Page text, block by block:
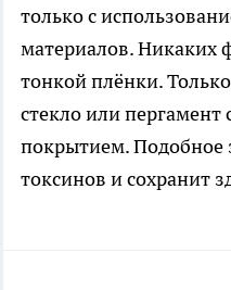
только с
материалов. Никаких
тонкой плёнки.
стекло или
покрытием. Подобное
токсинов и сохранит